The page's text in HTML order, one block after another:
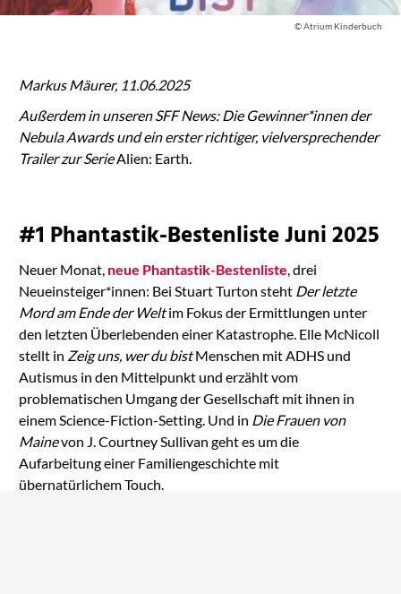
© Atrium Kinderbuch
Markus Mäurer, 11.06.2025
Außerdem in unseren SFF News: Die Gewinner*innen der
Nebula Awards und ein erster richtiger, vielversprechender
Trailer zur SerieAlien: Earth.
#1 Phantastik-Bestenliste Juni 2025
Neuer Monat, neue Phantastik-Bestenliste , drei
Neueinsteiger*innen: Bei Stuart Turton steht Der letzte
Mord am Ende der Weltim Fokus der Ermittlungen unter
den letzten Überlebenden einer Katastrophe. Elle McNicoll
stellt in Zeig uns, wer du bistMenschen mit ADHS und
Autismus in den Mittelpunkt und erzählt vom
problematischen Umgang der Gesellschaft mit ihnen in
einem Science-Fiction-Setting. Und in Die Frauen von
Mainevon J. Courtney Sullivan geht es um die
Aufarbeitung einer Familiengeschichte mit
übernatürlichem Touch.